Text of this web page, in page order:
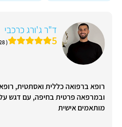
ד"ר ג'ורג כרכבי
5 ( 28 חוות דעת )
רופא ברפואה כללית ואסתטית,
ובמרפאה פרטית בחיפה, עם דגש על
מותאמים אישית